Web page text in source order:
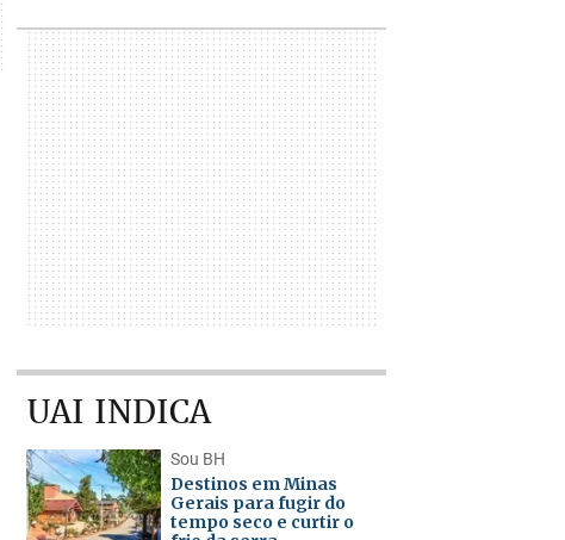
UAI INDICA
Sou BH
Destinos em Minas
Gerais para fugir do
tempo seco e curtir o